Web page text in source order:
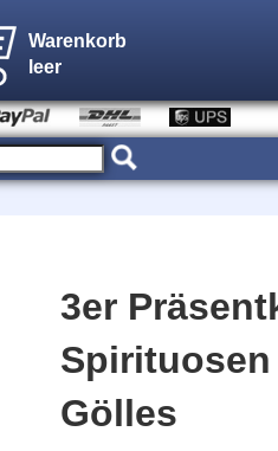
Warenkorb
leer
3er
Spirituosen
Gölles